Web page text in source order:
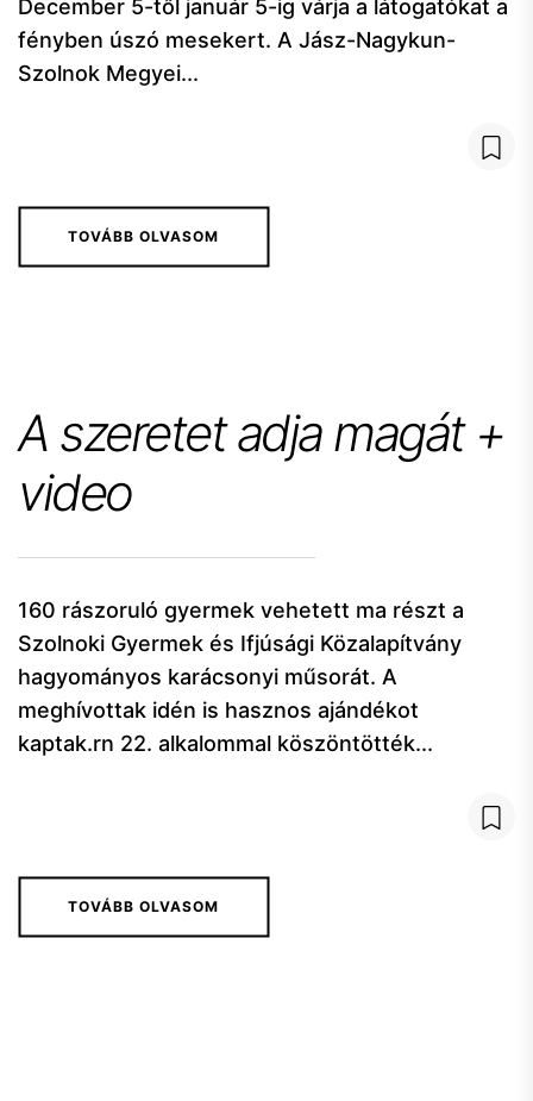
December 5-től január 5-ig várja a látogatókat a
fényben úszó mesekert. A Jász-Nagykun-
Szolnok Megyei...
TOVÁBB OLVASOM
A szeretet adja magát +
video
160 rászoruló gyermek vehetett ma részt a
Szolnoki Gyermek és Ifjúsági Közalapítvány
hagyományos karácsonyi műsorát. A
meghívottak idén is hasznos ajándékot
kaptak.rn 22. alkalommal köszöntötték...
TOVÁBB OLVASOM